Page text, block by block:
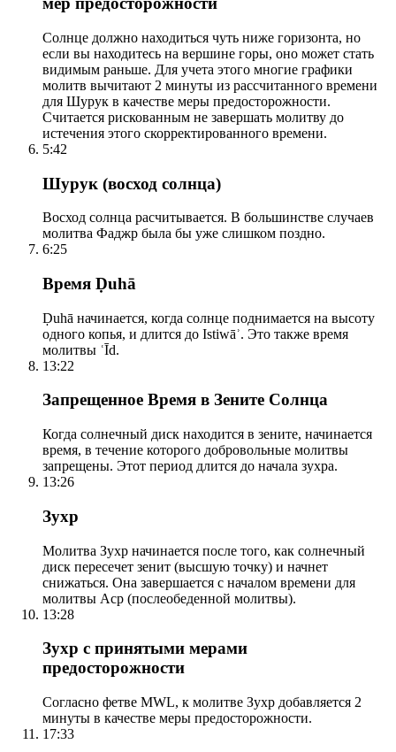
Солнце должно находиться чуть ниже горизонта, но
если вы находитесь на вершине горы, оно может стать
видимым раньше. Для учета этого многие графики
молитв вычитают 2 минуты из рассчитанного времени
для Шурук в качестве меры предосторожности.
Считается рискованным не завершать молитву до
истечения этого скорректированного времени.
5:42
Шурук (восход солнца)
Восход солнца расчитывается. В большинстве случаев
молитва Фаджр была бы уже слишком поздно.
6:25
Время Ḍuhā
Ḍuhā начинается, когда солнце поднимается на высоту
одного копья, и длится до Istiwāʾ. Это также время
молитвы ʿĪd.
13:22
Запрещенное Время в Зените Солнца
Когда солнечный диск находится в зените, начинается
время, в течение которого добровольные молитвы
запрещены. Этот период длится до начала зухра.
13:26
Зухр
Молитва Зухр начинается после того, как солнечный
диск пересечет зенит (высшую точку) и начнет
снижаться. Она завершается с началом времени для
молитвы Аср (послеобеденной молитвы).
13:28
Зухр с принятыми мерами
предосторожности
Согласно фетве MWL, к молитве Зухр добавляется 2
минуты в качестве меры предосторожности.
17:33